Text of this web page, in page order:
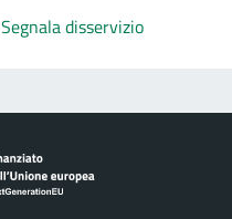
Segnala disservizio